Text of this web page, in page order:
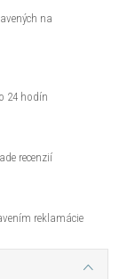
na
24 hodín
recenzií
reklamácie